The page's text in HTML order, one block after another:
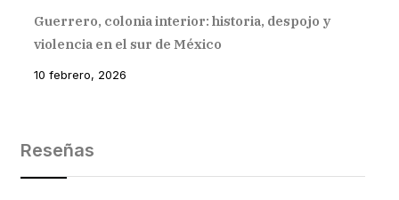
Guerrero, colonia interior: historia, despojo y
violencia en el sur de México
10 febrero, 2026
Reseñas